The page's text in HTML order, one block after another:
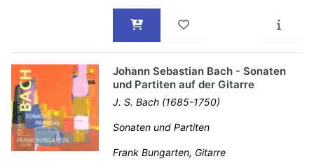
Johann Sebastian Bach - Sonaten
und Partiten auf der Gitarre
J. S. Bach (1685-1750)
Sonaten und Partiten
Frank Bungarten, Gitarre